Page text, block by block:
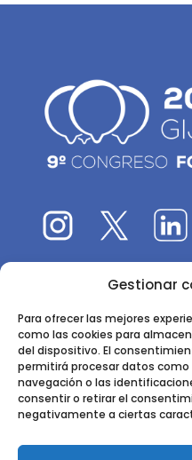
Gestionar
Para ofrecer las mejores
como las cookies para
del dispositivo. El
permitirá procesar datos
navegación o las
consentir o retirar el
negativamente a ciertas
El 9CFE es una
Instituto de
Ctra. de la Coruña